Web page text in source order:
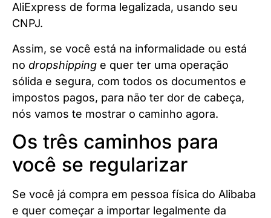
AliExpress de forma legalizada, usando seu
CNPJ.
Assim, se você está na informalidade ou está
no dropshipping e quer ter uma operação
sólida e segura, com todos os documentos e
impostos pagos, para não ter dor de cabeça,
nós vamos te mostrar o caminho agora.
Os três caminhos para
você se regularizar
Se você já compra em pessoa física do Alibaba
e quer começar a importar legalmente da